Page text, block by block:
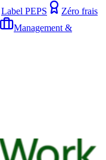
Label PEPS
Zéro frais
Management &